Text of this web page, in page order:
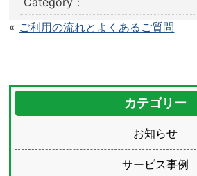
« ご利用の流れとよくあるご質問
カテゴリー
お知らせ
サービス事例